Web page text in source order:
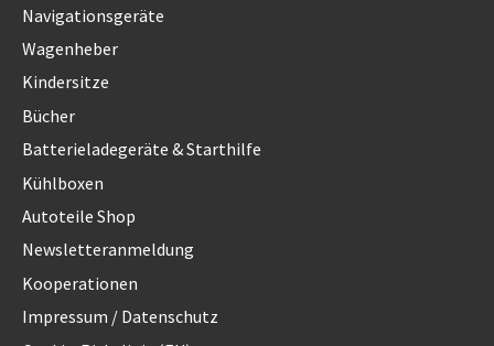
Navigationsgeräte
Wagenheber
Kindersitze
Bücher
Batterieladegeräte & Starthilfe
Kühlboxen
Autoteile Shop
Newsletteranmeldung
Kooperationen
Impressum / Datenschutz